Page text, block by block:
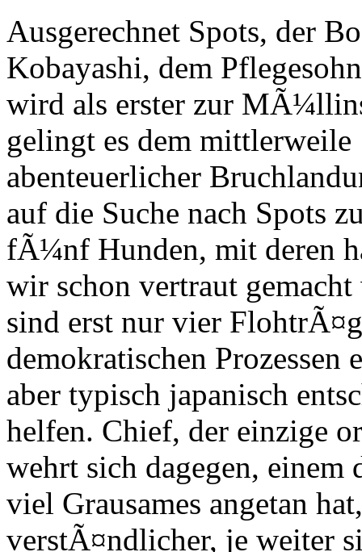
Ausgerechnet Spots, der
Kobayashi, dem
wird als erster zur
gelingt es dem
abenteuerlicher
auf die Suche nach Spots
fÃ¼nf Hunden, mit deren
wir schon vertraut
sind erst nur vier
demokratischen Prozessen
aber typisch japanisch
helfen. Chief, der einzige
wehrt sich dagegen, einem
viel Grausames angetan
verstÃ¤ndlicher, je weiter